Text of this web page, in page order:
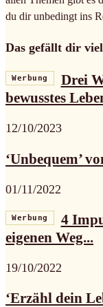
du dir unbedingt ins
Das gefällt dir
Werbung
Drei
bewusstes
12/10/2023
‘Unbequem’
01/11/2022
Werbung
4
eigenen Weg...
19/10/2022
‘Erzähl dein